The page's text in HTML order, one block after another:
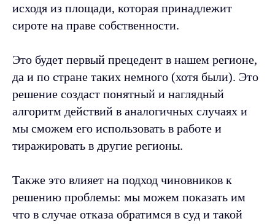
исходя из площади, которая принадлежит
сироте на праве собственности.
Это будет первый прецедент в нашем регионе,
да и по стране таких немного (хотя были). Это
решение создаст понятный и наглядный
алгоритм действий в аналогичных случаях и
мы сможем его использовать в работе и
тиражировать в другие регионы.
Также это влияет на подход чиновников к
решению проблемы: мы можем показать им
что в случае отказа обратимся в суд и такой